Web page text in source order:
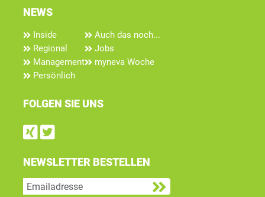
NEWS
Inside
Regional
Management
Persönlich
Auch das noch...
Jobs
myneva Woche
FOLGEN SIE UNS
Find us on Xing
Follow us on Twitter
NEWSLETTER BESTELLEN